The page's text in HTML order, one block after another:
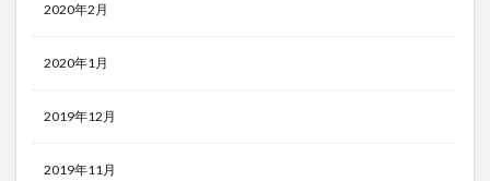
2020年2月
2020年1月
2019年12月
2019年11月